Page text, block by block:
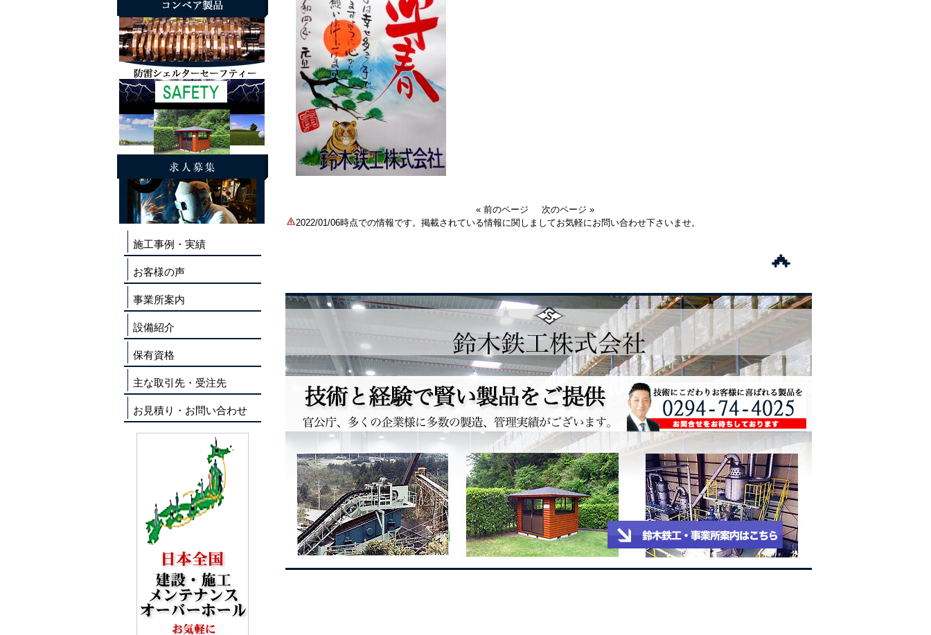
« 前のページ
次のページ »
2022/01/06時点での情報です。掲載されている情報に関しましてお気軽にお問い合わせ下さいませ。
施工事例・実績
お客様の声
事業所案内
設備紹介
保有資格
主な取引先・受注先
お見積り・お問い合わせ